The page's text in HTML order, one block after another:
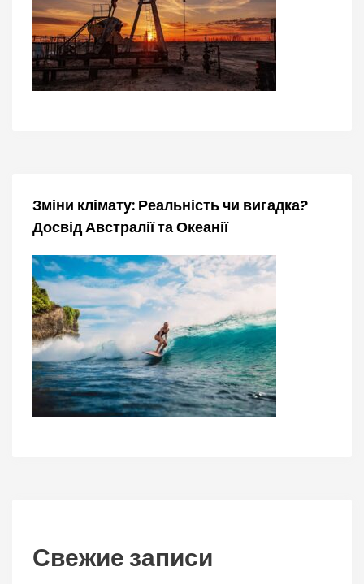
Зміни клімату: Реальність чи вигадка?
Досвід Австралії та Океанії
Свежие записи